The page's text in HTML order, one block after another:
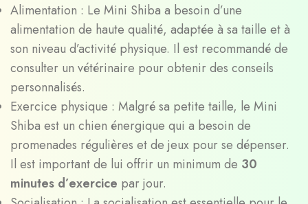
Alimentation : Le Mini Shiba a besoin d’une
alimentation de haute qualité, adaptée à sa taille et à
son niveau d’activité physique. Il est recommandé de
consulter un vétérinaire pour obtenir des conseils
personnalisés.
Exercice physique : Malgré sa petite taille, le Mini
Shiba est un chien énergique qui a besoin de
promenades régulières et de jeux pour se dépenser.
Il est important de lui offrir un minimum de 30
minutes d’exercice par jour.